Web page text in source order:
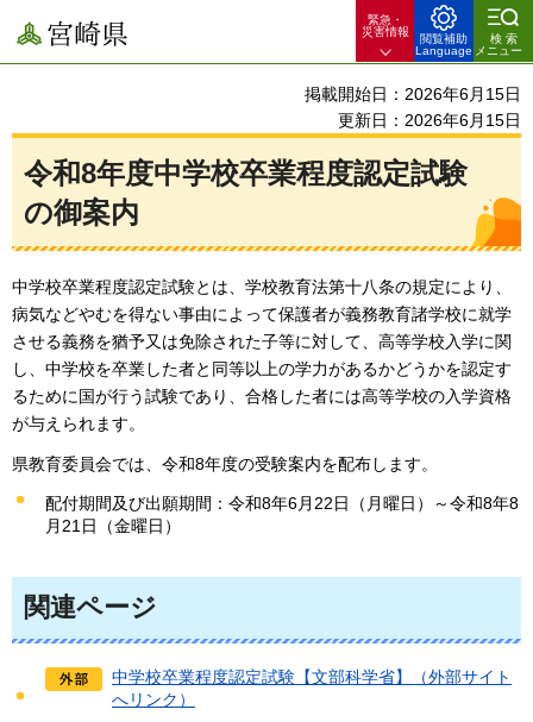
宮崎県
緊急・
災害情報
閲覧補助
Language
検索
メニュー
掲載開始日：2026年6月15日
更新日：2026年6月15日
令和8年度中学校卒業程度認定試験
の御案内
中学校卒業程度認定試験とは、学校教育法第十八条の規定により、
病気などやむを得ない事由によって保護者が義務教育諸学校に就学
させる義務を猶予又は免除された子等に対して、高等学校入学に関
し、中学校を卒業した者と同等以上の学力があるかどうかを認定す
るために国が行う試験であり、合格した者には高等学校の入学資格
が与えられます。
県教育委員会では、令和8年度の受験案内を配布します。
配付期間及び出願期間：令和8年6月22日（月曜日）～令和8年8
月21日（金曜日）
関連ページ
中学校卒業程度認定試験【文部科学省】（外部サイト
へリンク）